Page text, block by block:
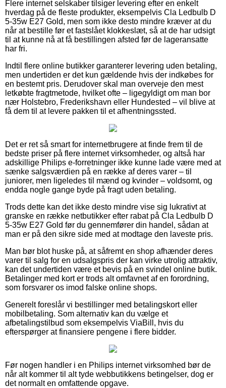
Flere internet selskaber tilsiger levering efter en enkelt
hverdag på de fleste produkter, eksempelvis Cla Ledbulb D
5-35w E27 Gold, men som ikke desto mindre kræver at du
når at bestille før et fastslået klokkeslæt, så at de har udsigt
til at kunne nå at få bestillingen afsted før de lageransatte
har fri.
Indtil flere online butikker garanterer levering uden betaling,
men undertiden er det kun gældende hvis der indkøbes for
en bestemt pris. Derudover skal man overveje den mest
letkøbte fragtmetode, hvilket ofte – ligegyldigt om man bor
nær Holstebro, Frederikshavn eller Hundested – vil blive at
få dem til at levere pakken til et afhentningssted.
Det er ret så smart for internetbrugere at finde frem til de
bedste priser på flere internet virksomheder, og altså har
adskillige Philips e-forretninger ikke kunne lade være med at
sænke salgsværdien på en række af deres varer – til
juniorer, men ligeledes til mænd og kvinder – voldsomt, og
endda nogle gange byde på fragt uden betaling.
Trods dette kan det ikke desto mindre vise sig lukrativt at
granske en række netbutikker efter rabat på Cla Ledbulb D
5-35w E27 Gold før du gennemfører din handel, sådan at
man er på den sikre side med at modtage den laveste pris.
Man bør blot huske på, at såfremt en shop afhænder deres
varer til salg for en udsalgspris der kan virke utrolig attraktiv,
kan det undertiden være et bevis på en svindel online butik.
Betalinger med kort er trods alt omfavnet af en forordning,
som forsvarer os imod falske online shops.
Generelt foreslår vi bestillinger med betalingskort eller
mobilbetaling. Som alternativ kan du vælge et
afbetalingstilbud som eksempelvis ViaBill, hvis du
efterspørger at finansiere pengene i flere bidder.
Før nogen handler i en Philips internet virksomhed bør de
når alt kommer til alt tyde webbutikkens betingelser, dog er
det normalt en omfattende opgave.